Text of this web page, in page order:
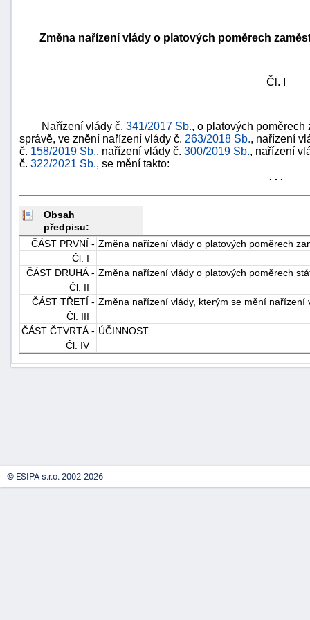
Změna nařízení vlády o platových poměrech
Čl. I
Nařízení vlády č. 341/2017 Sb., o platových
správě, ve znění nařízení vlády č. 263/2018 Sb., nařízení
č. 158/2019 Sb., nařízení vlády č. 300/2019 Sb., nařízení
č. 322/2021 Sb., se mění takto:
. . .
Obsah
předpisu:
ČÁST PRVNÍ - Změna nařízení vlády o platových poměrech
Čl. I
ČÁST DRUHÁ - Změna nařízení vlády o platových poměrech
Čl. II
ČÁST TŘETÍ - Změna nařízení vlády, kterým se mění
Čl. III
ČÁST ČTVRTÁ - ÚČINNOST
Čl. IV
+náhrady
© ESIPA s.r.o. 2002-2026